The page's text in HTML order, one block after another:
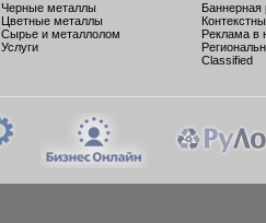
Черные металлы
Цветные металлы
Сырье и металлолом
Услуги
Баннерная
Реклама в
Classified